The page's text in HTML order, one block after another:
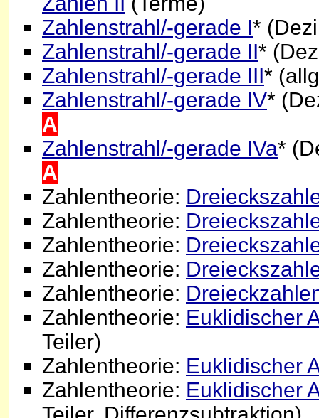
Zahlenstrahl/-gerade I*
Zahlenstrahl/-gerade II*
Zahlenstrahl/-gerade III*
Zahlenstrahl/-gerade IV*
A
Zahlenstrahl/-gerade IVa*
A
Zahlentheorie:
Zahlentheorie:
Zahlentheorie:
Zahlentheorie:
Zahlentheorie:
Zahlentheorie: Euklidischer
Teiler)
Zahlentheorie: Euklidischer
Zahlentheorie: Euklidischer